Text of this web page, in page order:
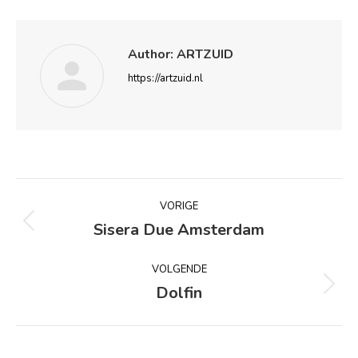
Author: ARTZUID
https://artzuid.nl
navigatie
VORIGE
Vorig
Sisera Due Amsterdam
VOLGENDE
Volgend
Dolfin